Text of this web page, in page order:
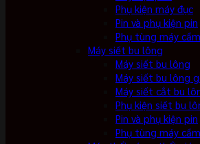
Phụ kiện máy đục
Pin và phụ kiện pin
Phụ tùng máy
Máy siết bu lông
Máy siết bu lông
Máy siết bu lông
Máy siết cắt bu
Phụ kiện siết bu
Pin và phụ kiện pin
Phụ tùng máy